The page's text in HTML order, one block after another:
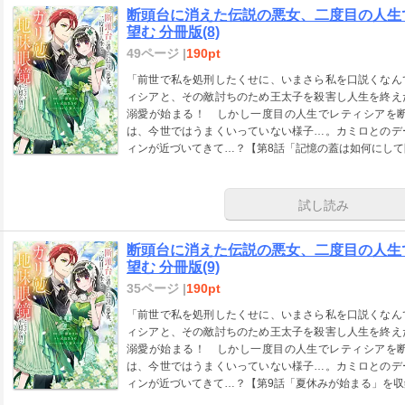
断頭台に消えた伝説の悪女、二度目の人
望む 分冊版(8)
49ページ |190pt
「前世で私を処刑したくせに、いまさら私を口説くな
ィシアと、その敵討ちのため王太子を殺害し人生を終
溺愛が始まる！ しかし一度目の人生でレティシアを
は、今世ではうまくいっていない様子…。カミロとの
ィンが近づいてきて…？【第8話「記憶の蓋は如何にし
試し読み
断頭台に消えた伝説の悪女、二度目の人
望む 分冊版(9)
35ページ |190pt
「前世で私を処刑したくせに、いまさら私を口説くな
ィシアと、その敵討ちのため王太子を殺害し人生を終
溺愛が始まる！ しかし一度目の人生でレティシアを
は、今世ではうまくいっていない様子…。カミロとの
ィンが近づいてきて…？【第9話「夏休みが始まる」を